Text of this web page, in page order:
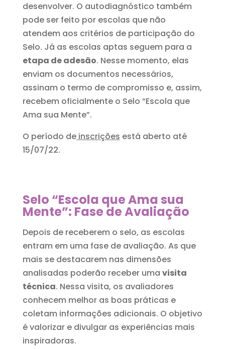
desenvolver. O autodiagnóstico também
pode ser feito por escolas que não
atendem aos critérios de participação do
Selo. Já as escolas aptas seguem para a
etapa de adesão. Nesse momento, elas
enviam os documentos necessários,
assinam o termo de compromisso e, assim,
recebem oficialmente o Selo “Escola que
Ama sua Mente”.
O período deinscrições está aberto até
15/07/22.
Selo “Escola que Ama sua
Mente”: Fase de Avaliação
Depois de receberem o selo, as escolas
entram em uma fase de avaliação. As que
mais se destacarem nas dimensões
analisadas poderão receber uma visita
técnica. Nessa visita, os avaliadores
conhecem melhor as boas práticas e
coletam informações adicionais. O objetivo
é valorizar e divulgar as experiências mais
inspiradoras.